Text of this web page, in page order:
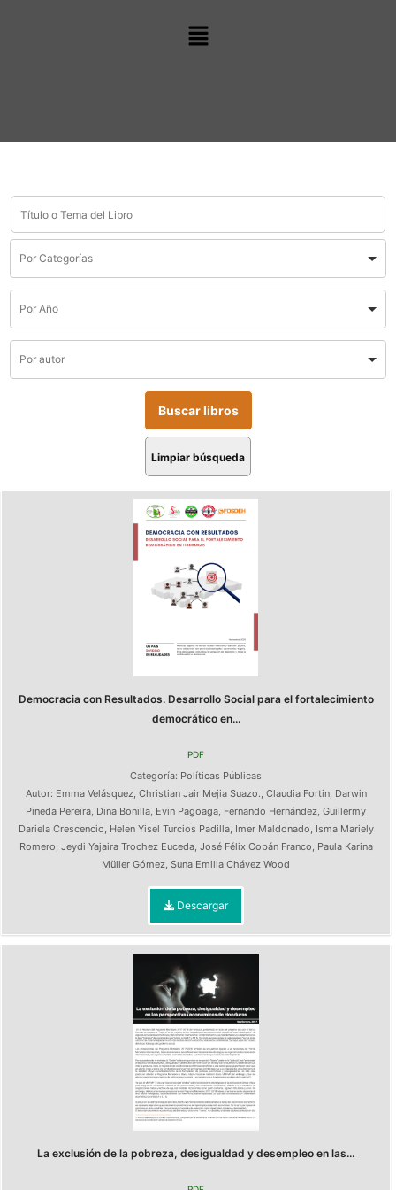
Limpiar búsqueda
Democracia con Resultados. Desarrollo Social para el fortalecimiento
democrático en...
PDF
Categoría: Políticas Públicas
Autor: Emma Velásquez, Christian Jair Mejia Suazo., Claudia Fortin, Darwin
Pineda Pereira, Dina Bonilla, Evin Pagoaga, Fernando Hernández, Guillermy
Dariela Crescencio, Helen Yisel Turcios Padilla, Imer Maldonado, Isma Mariely
Romero, Jeydi Yajaira Trochez Euceda, José Félix Cobán Franco, Paula Karina
Müller Gómez, Suna Emilia Chávez Wood
Descargar
La exclusión de la pobreza, desigualdad y desempleo en las...